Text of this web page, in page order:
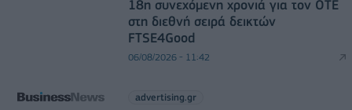
18η συνεχόμενη χρονιά για τον ΟΤΕ
στη διεθνή σειρά δεικτών
FTSE4Good
06/08/2026 - 11:42
advertising.gr